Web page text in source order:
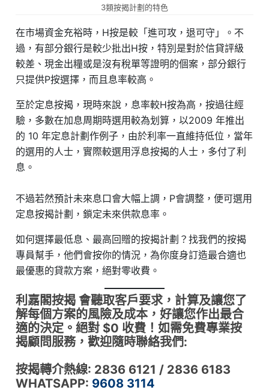
3類按揭計劃的特色
在市場資金充裕時，H按是較「進可攻，退可守」。不
過，有部分銀行是較少批出H按，特別是對於信貸評級
較差、現金出糧或是沒有稅單等證明的個案，部分銀行
只提供P按選擇，而且息率較高。
至於定息按揭，現時來說，息率較H按為高，按過往經
驗，多數在加息周期時選用較為划算，以2009 年推出
的 10 年定息計劃作例子，由於利率一直維持低位，當年
的選用的人士，實際較選用浮息按揭的人士，多付了利
息。
不過若然預計未來息口會大幅上調，P會調整，便可選用
定息按揭計劃，鎖定未來供款息率。
如何選擇最低息、最高回贈的按揭計劃？找我們的按揭
專員幫手，他們會按你的情況，為你度身訂造最合適也
最優惠的貸款方案，絕對零收費。
利嘉閣按揭 會聽取客戶要求，計算及讓您了
解每個方案的風險及成本，好讓您作出最合
適的決定。絕對 $0 收費！如需免費專業按
揭顧問服務，歡迎隨時聯絡我們:
按揭轉介熱線: 2836 6121 / 2836 6183
WHATSAPP: 9608 3114